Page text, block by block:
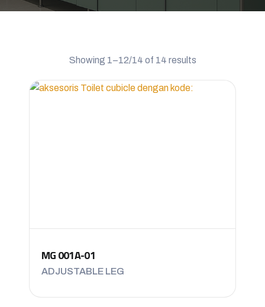
Showing 1–12/14 of 14 results
MG 001A-01
ADJUSTABLE LEG